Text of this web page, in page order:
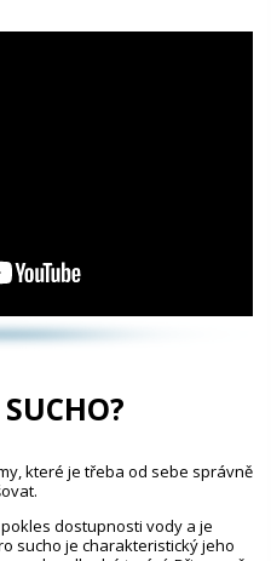
SUCHO?
které je třeba od sebe správně
dostupnosti vody a je
sucho je charakteristický jeho